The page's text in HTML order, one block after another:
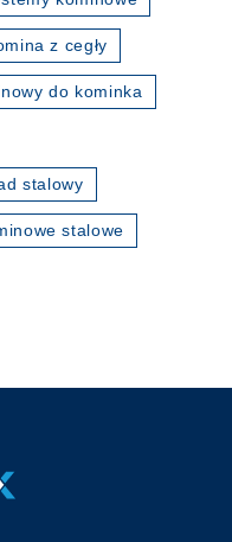
z cegły
do kominka
stalowy
stalowe